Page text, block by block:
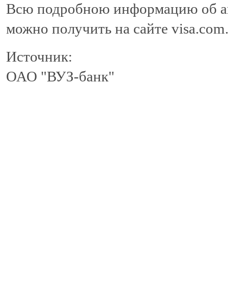
Всю подробною информацию об
можно получить на сайте
Источник:
ОАО "ВУЗ-банк"